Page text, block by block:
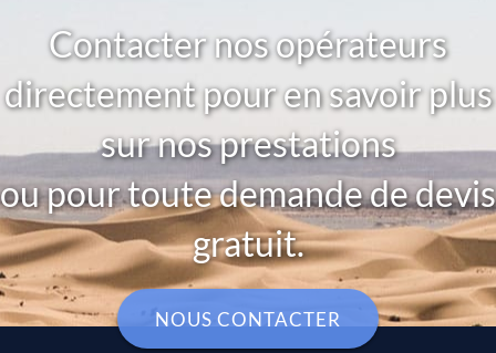
Contacter nos opérateurs
directement pour en savoir plus
sur nos prestations
ou pour toute demande de devis
gratuit.
NOUS CONTACTER